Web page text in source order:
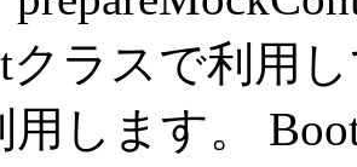
クラスで利用
用します。